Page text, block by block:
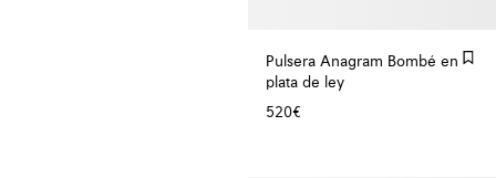
Pulsera Anagram Bombé en
plata de ley
520€